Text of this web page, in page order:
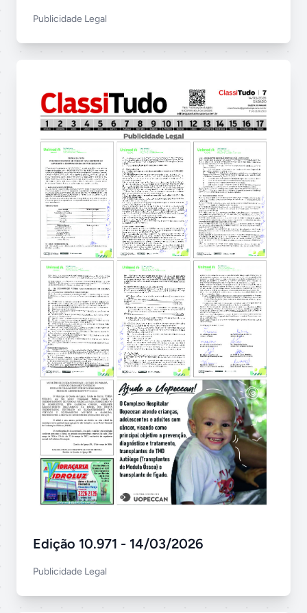
Publicidade Legal
Edição 10.971 - 14/03/2026
Publicidade Legal